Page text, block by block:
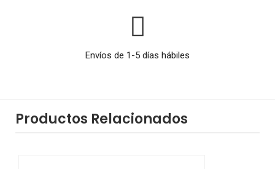
Envíos de 1-5 días hábiles
Productos Relacionados